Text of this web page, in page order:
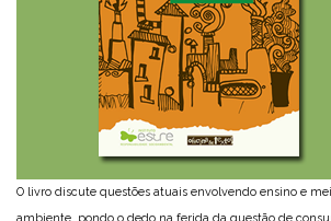
O livro discute questões atuais envolvendo ensino e
ambiente, pondo o dedo na ferida da questão de